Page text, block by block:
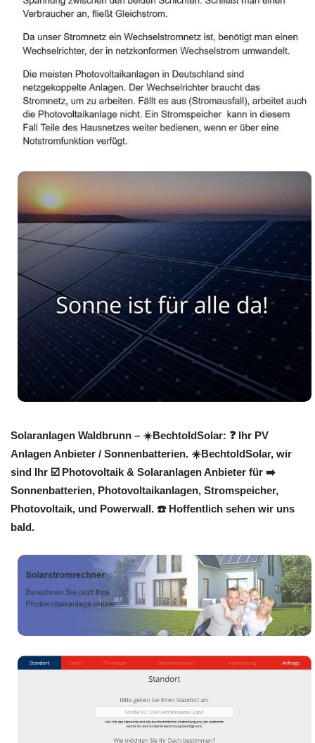
Solaranlagen Waldbrunn – ☀️BechtoldSolar: ❓️ Ihr PV
Anlagen Anbieter / Sonnenbatterien. ☀️BechtoldSolar, wir
sind Ihr ☑️ Photovoltaik & Solaranlagen Anbieter für ➡️
Sonnenbatterien, Photovoltaikanlagen, Stromspeicher,
Photovoltaik, und Powerwall. ☎️ Hoffentlich sehen wir uns
bald.